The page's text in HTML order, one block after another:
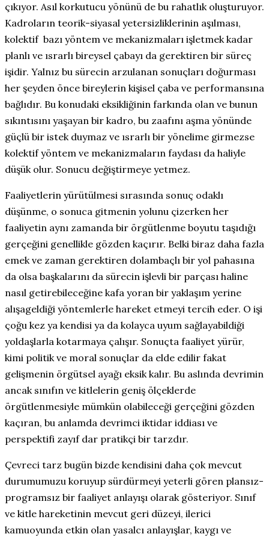
çıkıyor. Asıl korkutucu yönünü de bu rahatlık oluşturuyor.
Kadroların teorik-siyasal yetersizliklerinin aşılması,
kolektif bazı yöntem ve mekanizmaları işletmek kadar
planlı ve ısrarlı bireysel çabayı da gerektiren bir süreç
işidir. Yalnız bu sürecin arzulanan sonuçları doğurması
her şeyden önce bireylerin kişisel çaba ve performansına
bağlıdır. Bu konudaki eksikliğinin farkında olan ve bunun
sıkıntısını yaşayan bir kadro, bu zaafını aşma yönünde
güçlü bir istek duymaz ve ısrarlı bir yönelime girmezse
kolektif yöntem ve mekanizmaların faydası da haliyle
düşük olur. Sonucu değiştirmeye yetmez.
Faaliyetlerin yürütülmesi sırasında sonuç odaklı
düşünme, o sonuca gitmenin yolunu çizerken her
faaliyetin aynı zamanda bir örgütlenme boyutu taşıdığı
gerçeğini genellikle gözden kaçırır. Belki biraz daha fazla
emek ve zaman gerektiren dolambaçlı bir yol pahasına
da olsa başkalarını da sürecin işlevli bir parçası haline
nasıl getirebileceğine kafa yoran bir yaklaşım yerine
alışageldiği yöntemlerle hareket etmeyi tercih eder. O işi
çoğu kez ya kendisi ya da kolayca uyum sağlayabildiği
yoldaşlarla kotarmaya çalışır. Sonuçta faaliyet yürür,
kimi politik ve moral sonuçlar da elde edilir fakat
gelişmenin örgütsel ayağı eksik kalır. Bu aslında devrimin
ancak sınıfın ve kitlelerin geniş ölçeklerde
örgütlenmesiyle mümkün olabileceği gerçeğini gözden
kaçıran, bu anlamda devrimci iktidar iddiası ve
perspektifi zayıf dar pratikçi bir tarzdır.
Çevreci tarz bugün bizde kendisini daha çok mevcut
durumumuzu koruyup sürdürmeyi yeterli gören plansız-
programsız bir faaliyet anlayışı olarak gösteriyor. Sınıf
ve kitle hareketinin mevcut geri düzeyi, ilerici
kamuoyunda etkin olan yasalcı anlayışlar, kaygı ve